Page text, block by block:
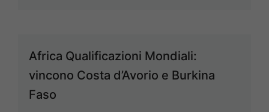
Africa Qualificazioni Mondiali:
vincono Costa d’Avorio e Burkina
Faso